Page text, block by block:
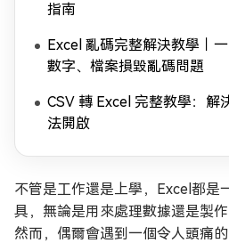
指南
Excel 亂碼完整解決教學｜一
數字、檔案損毀亂碼問題
CSV 轉 Excel 完整教學：解
法開啟
不管是工作還是上學，Excel都是
具，無論是用來處理數據還是製
然而，偶爾會遇到一個令人頭痛